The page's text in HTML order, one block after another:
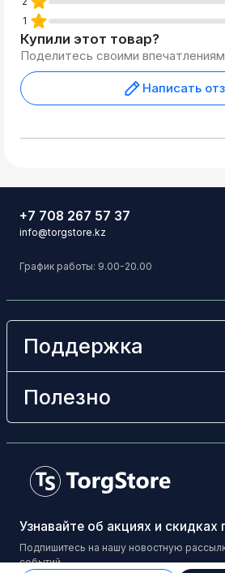
1
Купили этот товар?
Поделитесь своими
Написать
Узнавайте об акциях и скидках
Подпишитесь на нашу новостную
событий
Поддержка
Полезно
+7 708 267 57 37
info@torgstore.kz
График работы: 9.00-20.00